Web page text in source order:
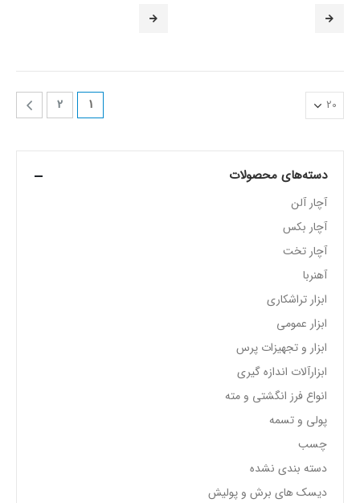
1
2
دسته‌های محصولات
آچار آلن
آچار بکس
آچار تخت
آهنربا
ابزار تراشکاری
ابزار عمومی
ابزار و تجهیزات پرس
ابزارآلات اندازه گیری
انواع فرز انگشتی و مته
پولی و تسمه
چسب
دسته بندی نشده
دیسک های برش و پولیش